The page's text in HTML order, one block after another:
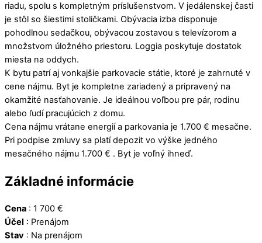
riadu, spolu s kompletným príslušenstvom. V jedálenskej časti
je stôl so šiestimi stoličkami. Obývacia izba disponuje
pohodlnou sedačkou, obývacou zostavou s televízorom a
množstvom úložného priestoru. Loggia poskytuje dostatok
miesta na oddych.
K bytu patrí aj vonkajšie parkovacie státie, ktoré je zahrnuté v
cene nájmu. Byt je kompletne zariadený a pripravený na
okamžité nasťahovanie. Je ideálnou voľbou pre pár, rodinu
alebo ľudí pracujúcich z domu.
Cena nájmu vrátane energií a parkovania je 1.700 € mesačne.
Pri podpise zmluvy sa platí depozit vo výške jedného
mesačného nájmu 1.700 € . Byt je voľný ihneď.
Základné informácie
Cena : 1 700 €
Účel : Prenájom
Stav : Na prenájom